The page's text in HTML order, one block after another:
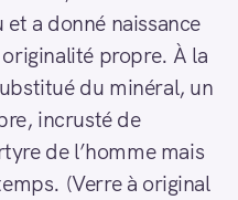
a donné naissance
propre. À la
du minéral, un
incrusté de
de l’homme mais
(Verre à original